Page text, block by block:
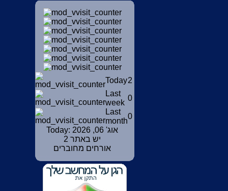
Today2
Last
week
0
Last
month
0
Today: אוג' 06, 2026
יש באתר 2
אורחים מחוברים